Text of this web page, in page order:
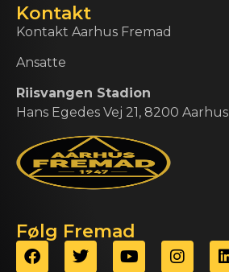
Kontakt
Kontakt Aarhus Fremad
Ansatte
Riisvangen Stadion
Hans Egedes Vej 21, 8200 Aarhus
Følg Fremad